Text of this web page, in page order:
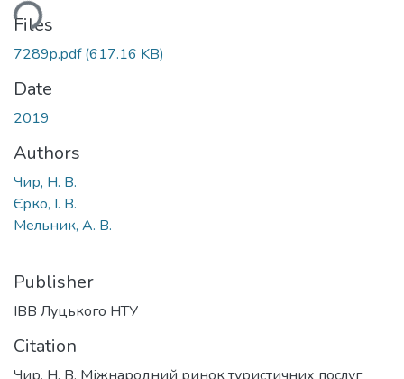
Files
7289p.pdf(617.16 KB)
Date
2019
Authors
Чир, Н. В.
Єрко, І. В.
Мельник, А. В.
Publisher
ІВВ Луцького НТУ
Citation